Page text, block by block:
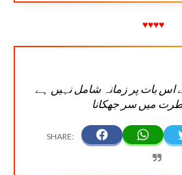
♥♥♥♥
اس بات پر زمانہ شامل نہیں ہے
میں سر جھکانا